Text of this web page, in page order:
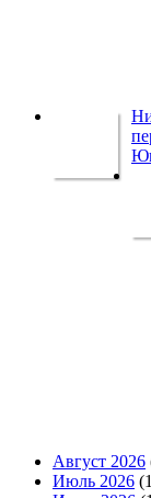
Август 2026
Июль 2026